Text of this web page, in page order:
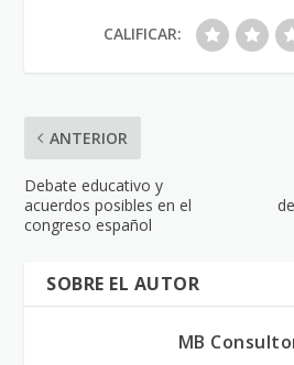
CALIFICAR:
ANTERIOR
Debate educativo y
acuerdos posibles en el
congreso español
SOBRE EL AUTOR
MB